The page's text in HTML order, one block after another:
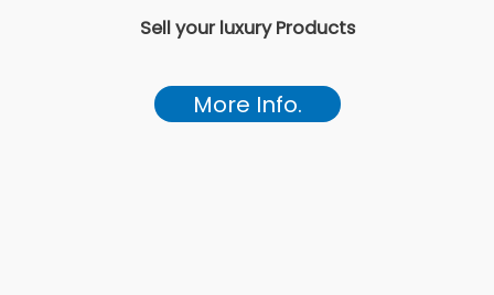
Sell your luxury Products
More Info.